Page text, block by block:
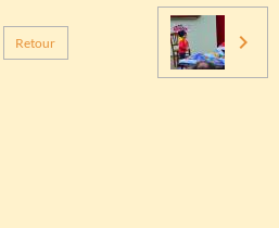
Retour